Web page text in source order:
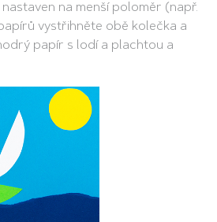
na menší poloměr (např.
vystřihněte obě kolečka a
papír s lodí a plachtou a